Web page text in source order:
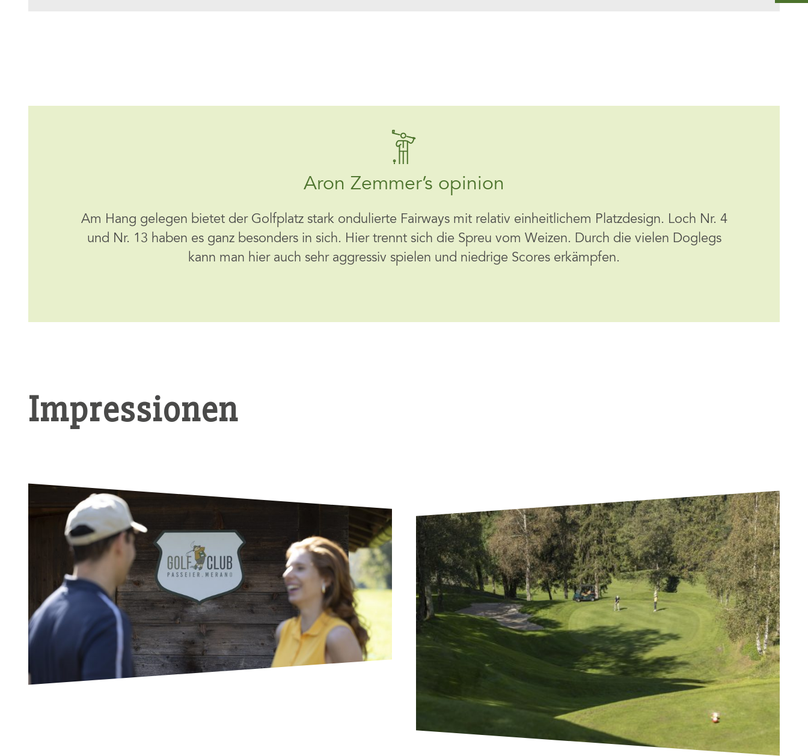
Aron Zemmer’s opinion
Am Hang gelegen bietet der Golfplatz stark ondulierte Fairways mit relativ einheitlichem Platzdesign. Loch Nr. 4
und Nr. 13 haben es ganz besonders in sich. Hier trennt sich die Spreu vom Weizen. Durch die vielen Doglegs
kann man hier auch sehr aggressiv spielen und niedrige Scores erkämpfen.
Impressionen